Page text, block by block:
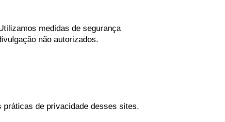
medidas de segurança
não autorizados.
de privacidade desses sites.